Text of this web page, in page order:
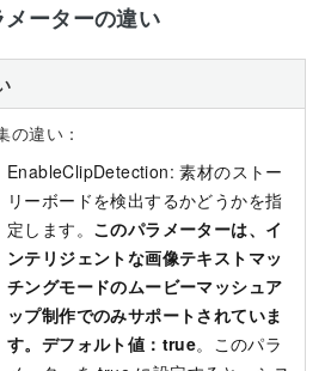
ーターの違い
の違い：
EnableClipDetection: 素材のストー
リーボードを検出するかどうかを指
定します。 このパラメーターは、イ
ンテリジェントな画像テキストマッ
チングモードのムービーマッシュア
ップ制作でのみサポートされていま
す。デフォルト値：true。このパラ